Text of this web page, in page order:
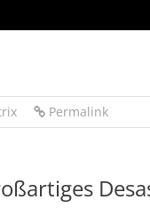
Permalink